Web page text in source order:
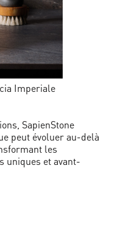
Imperiale
SapienStone
peut évoluer au-delà
les
uniques et avant-